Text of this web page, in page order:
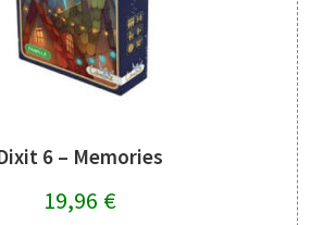
6 – Memories
19,96 €